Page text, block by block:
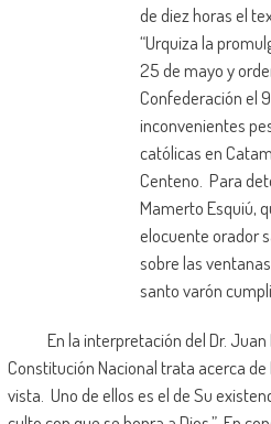
de diez horas el
“Urquiza la
25 de mayo y
Confederación el
inconvenientes
católicas en
Centeno. Para
Mamerto Esquiú,
elocuente orador
sobre las
santo varón
En la interpretación del Dr. Juan
Constitución Nacional trata acerca
vista. Uno de ellos es el de Su